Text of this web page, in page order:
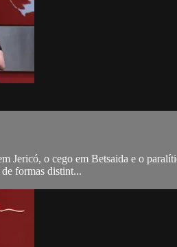
Jericó, o cego em Betsaida e o
formas distint...